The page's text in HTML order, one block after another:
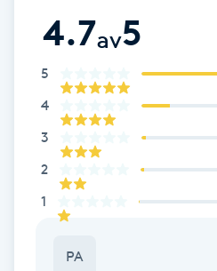
Föning
Gel naglar
Gelenaglar
4.7av5
5
4
3
2
1
PA